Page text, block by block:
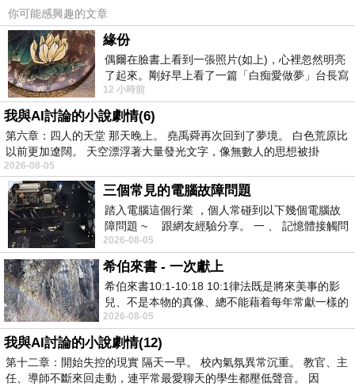
你可能感興趣的文章
緣份
偶爾在臉書上看到一張照片(如上)，心裡忽然明亮
了起來。剛好早上看了一篇「白痴愛做夢」台長寫
的貼文，在回顧年輕時瘋狂愛上
12 小時前
我與AI討論的小說劇情(6)
第六章：四人的天堂 那天晚上。 堯禹舜再次回到了夢境。 白色荒原比
以前更加遼闊。 天空漂浮著大量發光文字，像無數人的思想被掛
2026-08-05
三個常見的電腦故障問題
踏入電腦這個行業 ，個人常碰到以下幾個電腦故
障問題 ~ 跟網友經驗分享。 一 、 記憶體接觸問
題 : 記憶體即
2026-08-05
希伯來書 - 一次獻上
希伯來書10:1-10:18 10:1律法既是將來美事的影
兒、不是本物的真像、總不能藉着每年常獻一樣的
祭物、叫那近前來的人得以完全。 10
2026-08-05
我與AI討論的小說劇情(12)
第十二章：開始失控的現實 隔天一早。 校內氣氛異常沉重。 教官、主
任、導師不斷來回走動，連平常最愛聊天的學生都壓低聲音。 因